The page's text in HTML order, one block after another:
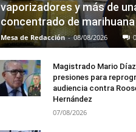
vaporizadores y más de
concentrado de marihuana
Mesa de Redacción - 08/08/2026 0
Magistrado Mario
presiones para
audiencia contra
Hernández
07/08/2026